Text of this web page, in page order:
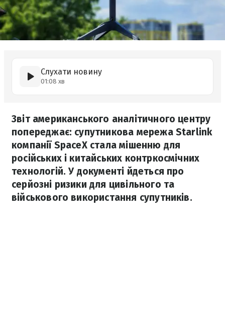
Слухати новину
01:08 хв
Звіт американського аналітичного центру
попереджає: супутникова мережа Starlink
компанії SpaceX стала мішенню для
російських і китайських контркосмічних
технологій. У документі йдеться про
серйозні ризики для цивільного та
військового використання супутників.